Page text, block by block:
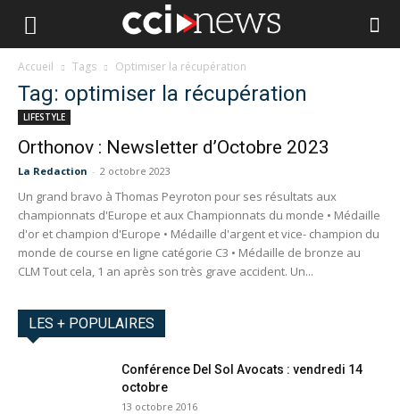
Accueil Tags Optimiser la récupération
Tag: optimiser la récupération
LIFESTYLE
Orthonov : Newsletter d’Octobre 2023
La Redaction - 2 octobre 2023
Un grand bravo à Thomas Peyroton pour ses résultats aux
championnats d'Europe et aux Championnats du monde • Médaille
d'or et champion d'Europe • Médaille d'argent et vice- champion du
monde de course en ligne catégorie C3 • Médaille de bronze au
CLM Tout cela, 1 an après son très grave accident. Un...
LES + POPULAIRES
Conférence Del Sol Avocats : vendredi 14
octobre
13 octobre 2016